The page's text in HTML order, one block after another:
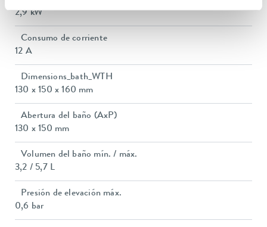
2,9 kW
Consumo de corriente
12 A
Dimensions_bath_WTH
130 x 150 x 160 mm
Abertura del baño (AxP)
130 x 150 mm
Volumen del baño mín. / máx.
3,2 / 5,7 L
Presión de elevación máx.
0,6 bar